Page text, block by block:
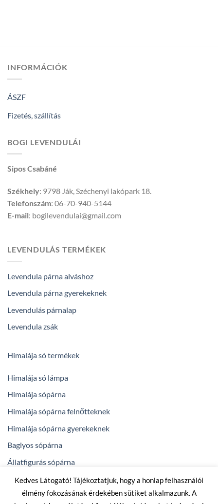
INFORMÁCIÓK
ÁSZF
Fizetés, szállítás
BOGI LEVENDULÁI
Sipos Csabáné
Székhely: 9798 Ják, Széchenyi lakópark 18.
Telefonszám: 06-70-940-5144
E-mail: bogilevendulai@gmail.com
LEVENDULÁS TERMÉKEK
Levendula párna alváshoz
Levendula párna gyerekeknek
Levendulás párnalap
Levendula zsák
Himalája só termékek
Himalája só lámpa
Himalája sópárna
Himalája sópárna felnőtteknek
Himalája sópárna gyerekeknek
Baglyos sópárna
Állatfigurás sópárna
powered byarenadigital.hu
Kedves Látogató! Tájékoztatjuk, hogy a honlap felhasználói
élmény fokozásának érdekében sütiket alkalmazunk. A